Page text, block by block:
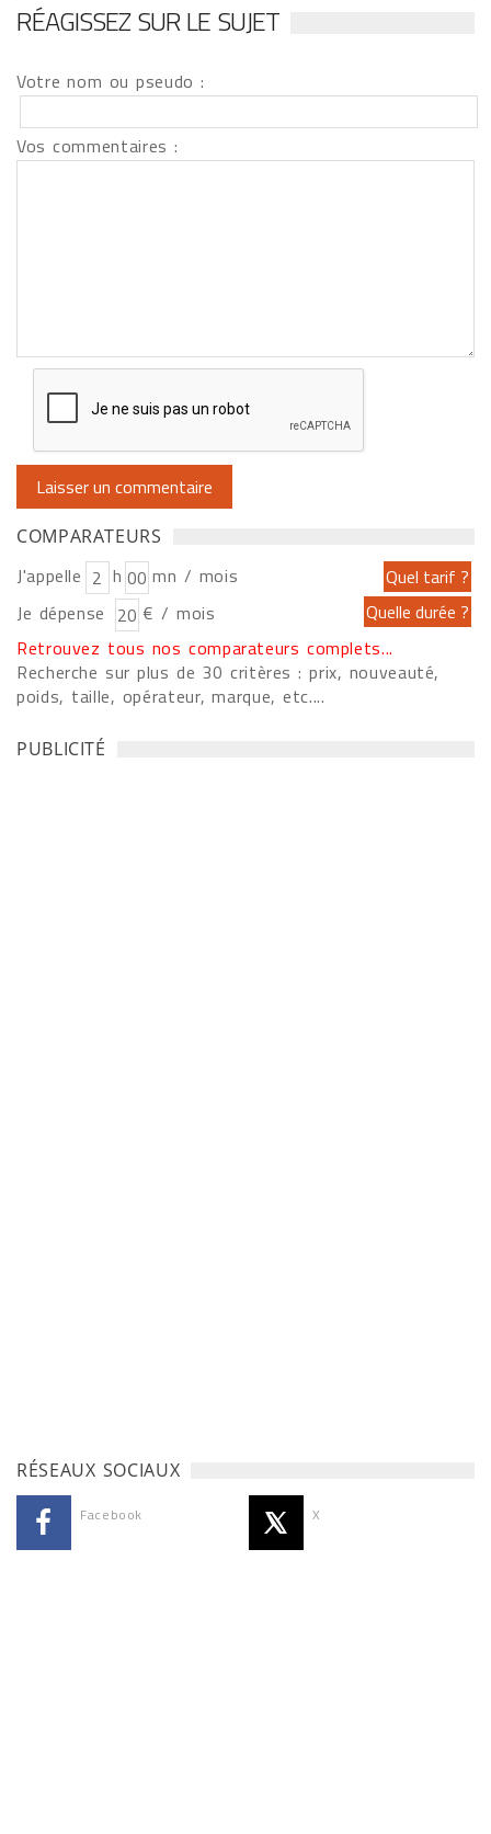
RÉAGISSEZ SUR LE SUJET
Votre nom ou pseudo :
Vos commentaires :
COMPARATEURS
J'appelle h
mn / mois
Je dépense
€ / mois
Retrouvez tous nos comparateurs complets...
Recherche sur plus de 30 critères : prix, nouveauté,
poids, taille, opérateur, marque, etc....
PUBLICITÉ
RÉSEAUX SOCIAUX
Facebook X